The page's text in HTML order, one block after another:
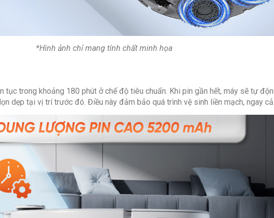
*Hình ảnh chỉ mang tính chất minh họa
trong khoảng 180 phút ở chế độ tiêu chuẩn. Khi pin gần hết, máy sẽ tự
dẹp tại vị trí trước đó. Điều này đảm bảo quá trình vệ sinh liền mạch, ngay